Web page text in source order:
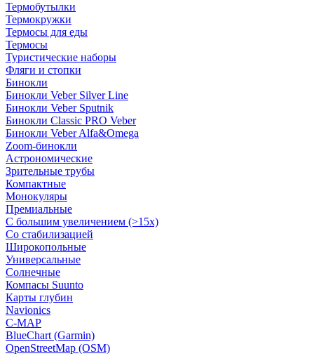
Термобутылки
Термокружки
Термосы для еды
Термосы
Туристические наборы
Фляги и стопки
Бинокли
Бинокли Veber Silver Line
Бинокли Veber Sputnik
Бинокли Classic PRO Veber
Бинокли Veber Alfa&Omega
Zoom-бинокли
Астрономические
Зрительные трубы
Компактные
Монокуляры
Премиальные
С большим увеличением (>15x)
Со стабилизацией
Широкопольные
Универсальные
Солнечные
Компасы Suunto
Карты глубин
Navionics
C-MAP
BlueChart (Garmin)
OpenStreetMap (OSM)